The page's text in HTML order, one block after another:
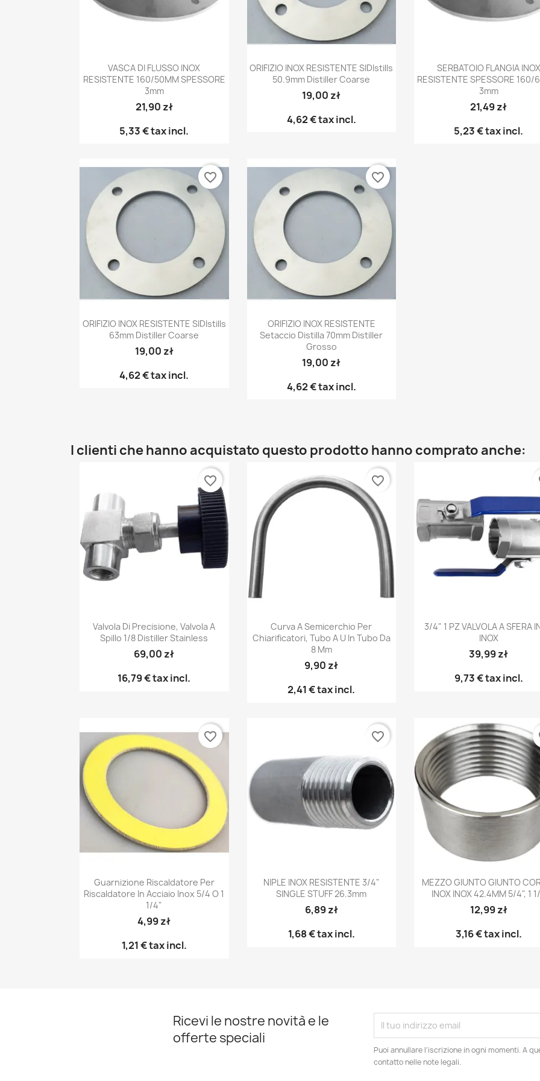
 Anteprima
VASCA DI FLUSSO INOX
RESISTENTE 160/50MM SPESSORE
3mm
21,90 zł
5,33 €tax incl.
Anteprima
ORIFIZIO INOX RESISTENTE SIDIstills
50.9mm Distiller Coarse
19,00 zł
4,62 €tax incl.
Anteprima
SERBATOIO FLANGIA INOX
RESISTENTE SPESSORE 160/
3mm
21,49 zł
5,23 €tax incl.
Anteprima
ORIFIZIO INOX RESISTENTE SIDIstills
63mm Distiller Coarse
19,00 zł
4,62 €tax incl.
favorite_border
Anteprima
ORIFIZIO INOX RESISTENTE
Setaccio Distilla 70mm Distiller
Grosso
19,00 zł
4,62 €tax incl.
favorite_border
I clienti che hanno acquistato questo prodotto hanno comprato anche:
Anteprima
Valvola Di Precisione, Valvola A
Spillo 1/8 Distiller Stainless
69,00 zł
16,79 €tax incl.
favorite_border
 Anteprima
Curva A Semicerchio Per
Chiarificatori, Tubo A U In Tubo Da
8 Mm
9,90 zł
2,41 €tax incl.
favorite_border
Anteprima
3/4" 1 PZ VALVOLA A SFERA
INOX
39,99 zł
9,73 €tax incl.
Anteprima
Guarnizione Riscaldatore Per
Riscaldatore In Acciaio Inox 5/4 O 1
1/4"
4,99 zł
1,21 €tax incl.
favorite_border
Anteprima
NIPLE INOX RESISTENTE 3/4"
SINGLE STUFF 26.3mm
6,89 zł
1,68 €tax incl.
favorite_border
Anteprima
MEZZO GIUNTO GIUNTO
INOX INOX 42.4MM 5/4", 1
12,99 zł
3,16 €tax incl.
Ricevi le nostre novità e le
offerte speciali
Puoi annullare l'iscrizione in ogni momenti. A
contatto nelle note legali.